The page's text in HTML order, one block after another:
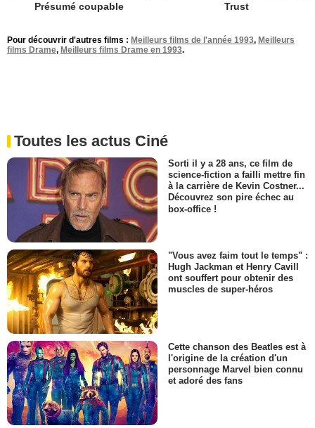
Présumé coupable Trust
Pour découvrir d'autres films : Meilleurs films de l'année 1993, Meilleurs
films Drame, Meilleurs films Drame en 1993.
Toutes les actus Ciné
Sorti il y a 28 ans, ce film de
science-fiction a failli mettre fin
à la carrière de Kevin Costner...
Découvrez son pire échec au
box-office !
"Vous avez faim tout le temps" :
Hugh Jackman et Henry Cavill
ont souffert pour obtenir des
muscles de super-héros
Cette chanson des Beatles est à
l'origine de la création d'un
personnage Marvel bien connu
et adoré des fans